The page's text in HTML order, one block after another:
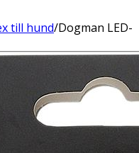
till hund/Dogman LED-